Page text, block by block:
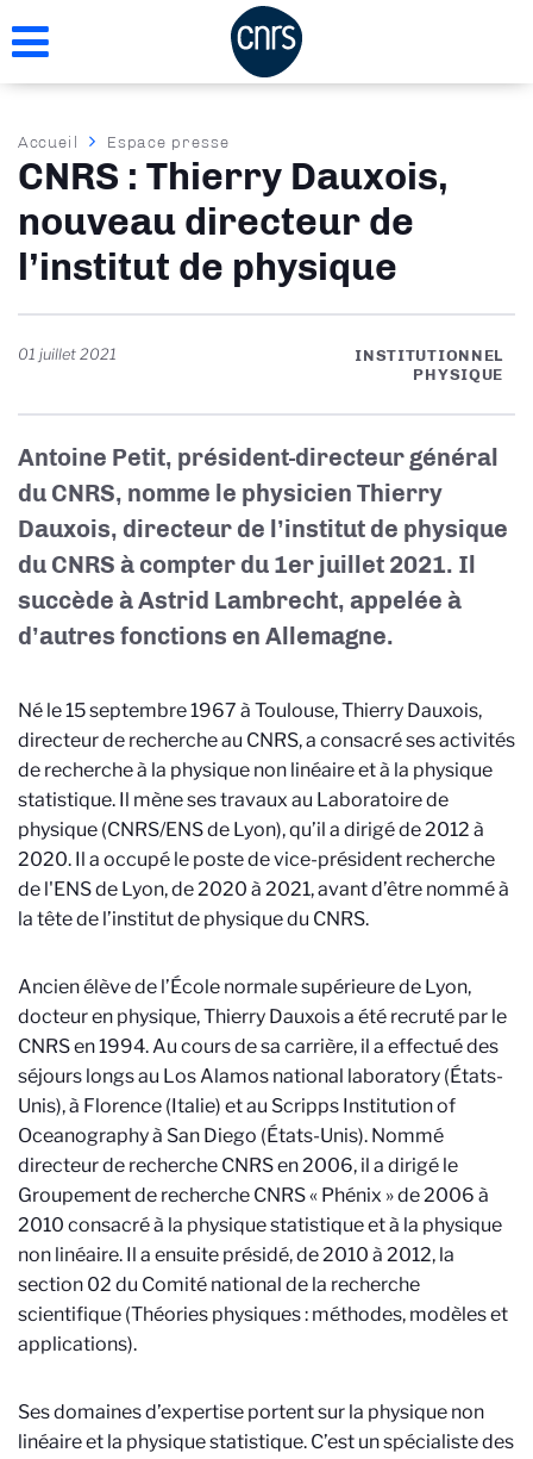
au
Fil
d'Ariane
Accueil Espace presse
CNRS : Thierry Dauxois,
nouveau directeur de
l’institut de physique
01 juillet 2021
INSTITUTIONNEL
PHYSIQUE
Antoine Petit, président-directeur général
du CNRS, nomme le physicien Thierry
Dauxois, directeur de l’institut de physique
du CNRS à compter du 1er juillet 2021. Il
succède à Astrid Lambrecht, appelée à
d’autres fonctions en Allemagne.
Né le 15 septembre 1967 à Toulouse, Thierry Dauxois,
directeur de recherche au CNRS, a consacré ses activités
de recherche à la physique non linéaire et à la physique
statistique. Il mène ses travaux au Laboratoire de
physique (CNRS/ENS de Lyon), qu’il a dirigé de 2012 à
2020. Il a occupé le poste de vice-président recherche
de l'ENS de Lyon, de 2020 à 2021, avant d’être nommé à
la tête de l’institut de physique du CNRS.
Ancien élève de l’École normale supérieure de Lyon,
docteur en physique, Thierry Dauxois a été recruté par le
CNRS en 1994. Au cours de sa carrière, il a effectué des
séjours longs au Los Alamos national laboratory (États-
Unis), à Florence (Italie) et au Scripps Institution of
Oceanography à San Diego (États-Unis). Nommé
directeur de recherche CNRS en 2006, il a dirigé le
Groupement de recherche CNRS « Phénix » de 2006 à
2010 consacré à la physique statistique et à la physique
non linéaire. Il a ensuite présidé, de 2010 à 2012, la
section 02 du Comité national de la recherche
scientifique (Théories physiques : méthodes, modèles et
applications).
Ses domaines d’expertise portent sur la physique non
linéaire et la physique statistique. C’est un spécialiste des